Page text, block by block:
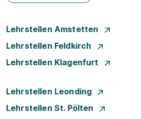
Lehrstellen Amstetten
Lehrstellen Feldkirch
Lehrstellen Klagenfurt
Lehrstellen Leonding
Lehrstellen St. Pölten